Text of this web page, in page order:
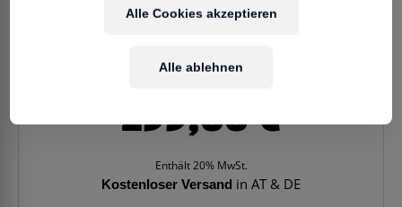
299,00€
Enthält 20% MwSt.
Kostenloser Versand in AT & DE
Alle ablehnen
Alle Cookies akzeptieren